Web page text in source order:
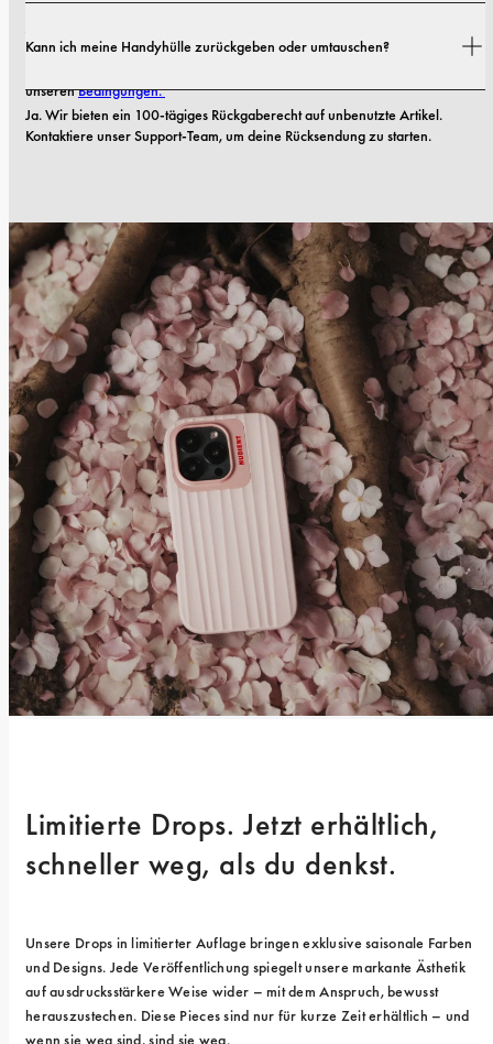
Ihre Hülle innerhalb der ersten 12 Monate nach dem Kauf Material- oder
unseren Bedingungen.
Kann ich meine Handyhülle zurückgeben oder umtauschen?
Ja. Wir bieten ein 100-tägiges Rückgaberecht auf unbenutzte Artikel.
Kontaktiere unser Support-Team, um deine Rücksendung zu starten.
Limitierte Drops. Jetzt erhältlich,
schneller weg, als du denkst.
Unsere Drops in limitierter Auflage bringen exklusive saisonale Farben
und Designs. Jede Veröffentlichung spiegelt unsere markante Ästhetik
auf ausdrucksstärkere Weise wider – mit dem Anspruch, bewusst
herauszustechen. Diese Pieces sind nur für kurze Zeit erhältlich – und